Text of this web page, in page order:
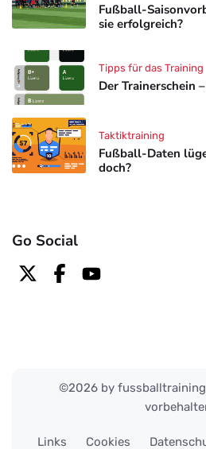
Fußball-
sie erfolgreich?
Der Trainerschein
Tipps für das Training
Fußball-Daten
doch?
Taktiktraining
Go Social
©2026 by
Links Cookies